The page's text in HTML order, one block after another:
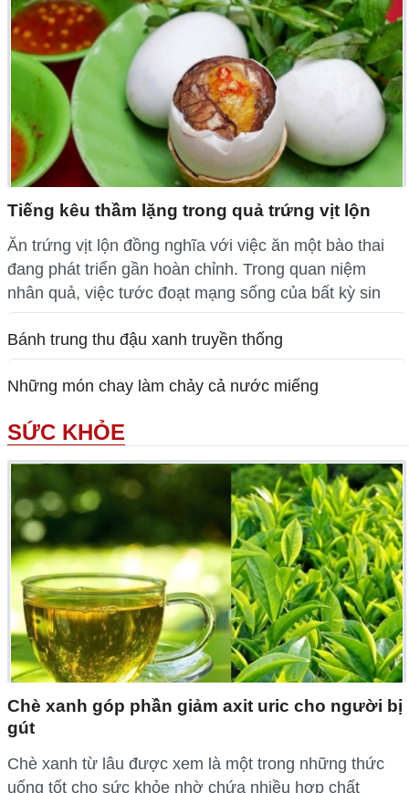
Tiếng kêu thầm lặng trong quả trứng vịt lộn
Ăn trứng vịt lộn đồng nghĩa với việc ăn một bào thai
đang phát triển gần hoàn chỉnh. Trong quan niệm
nhân quả, việc tước đoạt mạng sống của bất kỳ sin
Bánh trung thu đậu xanh truyền thống
Những món chay làm chảy cả nước miếng
SỨC KHỎE
Chè xanh góp phần giảm axit uric cho người bị
gút
Chè xanh từ lâu được xem là một trong những thức
uống tốt cho sức khỏe nhờ chứa nhiều hợp chất